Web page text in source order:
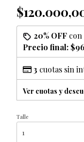
20% OFFcon
Precio final:
3 cuotas sin
Ver cuotas y
Talle